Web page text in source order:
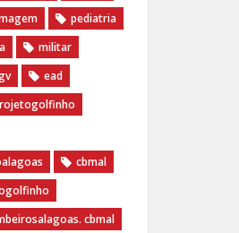
pediatria
militar
ead
cbmal
cbmal